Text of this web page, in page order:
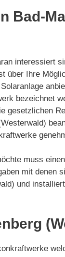
Bad-
interessiert
über Ihre
bezeichnet
gesetzlichen
muss
mit
und